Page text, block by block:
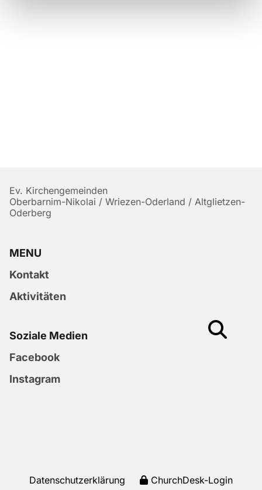
Ev. Kirchengemeinden
Oberbarnim-Nikolai / Wriezen-Oderland / Altglietzen-
Oderberg
MENU
Kontakt
Aktivitäten
Soziale Medien
Facebook
Instagram
Datenschutzerklärung ChurchDesk-Login